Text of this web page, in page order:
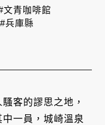
客的謬思之地，
一員，城崎溫泉
文青咖啡館
#兵庫縣